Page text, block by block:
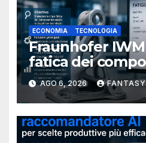
ECONOMIA TECNOLOGIA
Fraunhofer
fatica dei
metallici
AGO 6, 2026 FANTASY